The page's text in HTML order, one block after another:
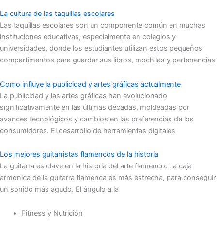
La cultura de las taquillas escolares
Las taquillas escolares son un componente común en muchas
instituciones educativas, especialmente en colegios y
universidades, donde los estudiantes utilizan estos pequeños
compartimentos para guardar sus libros, mochilas y pertenencias
Como influye la publicidad y artes gráficas actualmente
La publicidad y las artes gráficas han evolucionado
significativamente en las últimas décadas, moldeadas por
avances tecnológicos y cambios en las preferencias de los
consumidores. El desarrollo de herramientas digitales
Los mejores guitarristas flamencos de la historia
La guitarra es clave en la historia del arte flamenco. La caja
armónica de la guitarra flamenca es más estrecha, para conseguir
un sonido más agudo. El ángulo a la
Fitness y Nutrición